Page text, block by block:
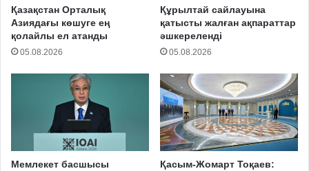
Қазақстан Орталық
Азиядағы көшуге ең
қолайлы ел атанды
05.08.2026
Құрылтай сайлауына
қатысты жалған ақпараттар
әшкереленді
05.08.2026
Мемлекет басшысы
Қасым-Жомарт Тоқаев: